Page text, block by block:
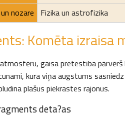
nozare
Fizika un astrofizika
Komēta izraisa
gaisa pretestība
kura viņa augstums
plašus piekrastes rajonus.
deta?as